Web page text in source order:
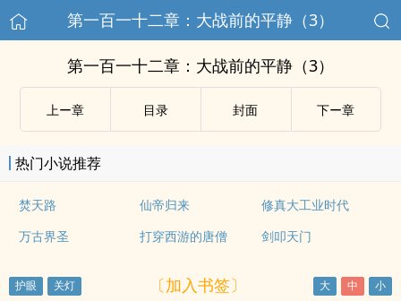
第一百一十二章：大战前的平静（3）
第一百一十二章：大战前的平静（3）
上ー章 目录 封面 下ー章
热门小说推荐
焚天路 仙帝归来
修真大工业时代
万古界圣
打穿西游的唐僧 剑叩天门
〔加入书签〕